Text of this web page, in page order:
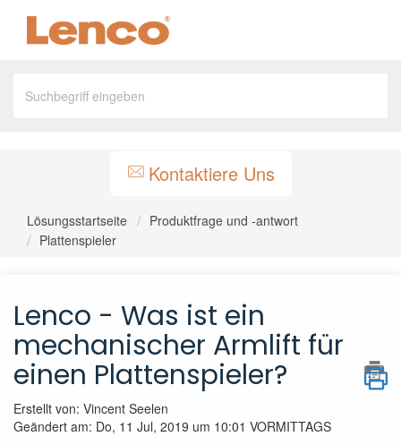
Kontaktiere Uns
Lösungsstartseite
Produktfrage und -antwort
Plattenspieler
Lenco - Was ist ein
mechanischer Armlift für
einen Plattenspieler?
Erstellt von: Vincent Seelen
Geändert am: Do, 11 Jul, 2019 um 10:01 VORMITTAGS